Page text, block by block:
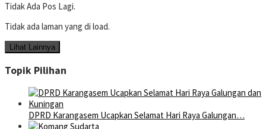
Tidak Ada Pos Lagi.
Tidak ada laman yang di load.
Lihat Lainnya
Topik Pilihan
DPRD Karangasem Ucapkan Selamat Hari Raya Galungan…